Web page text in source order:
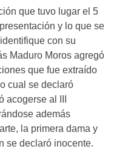
que tuvo lugar el 5
y lo que se
con su
Maduro Moros agregó
que fue extraído
cual se declaró
al III
además
la primera dama y
se declaró inocente.